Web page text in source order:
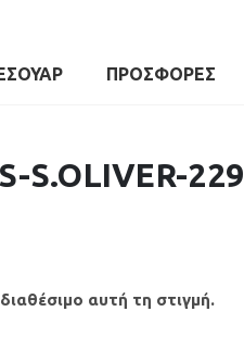
ΠΡΟΣΦΟΡΕΣ
S.OLIVER-
αυτή τη στιγμή.